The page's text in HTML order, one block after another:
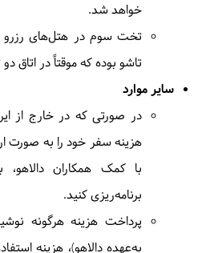
دیدن دریاچه زیبای بگناس با
و سپس بسوی پوخارا
پوخارا میرسیم.
= پوخارا
سه‌شنبه 25, 2025 | 1404/09/04
در ادامه به دیدن معبد
دریاچه فیوا میرویم. بعد
اختیاری خواهید داشت.
خواهد شد.
تخت سوم در هتل‌های رزرو
تاشو بوده که موقتاً در اتاق
سایر موارد
در صورتی که در خارج از
هزینه سفر خود را به صورت
با کمک همکاران
برنامه‌ریزی کنید.
پرداخت هزینه هرگونه
به‌عهده دالاهو)، هزینه